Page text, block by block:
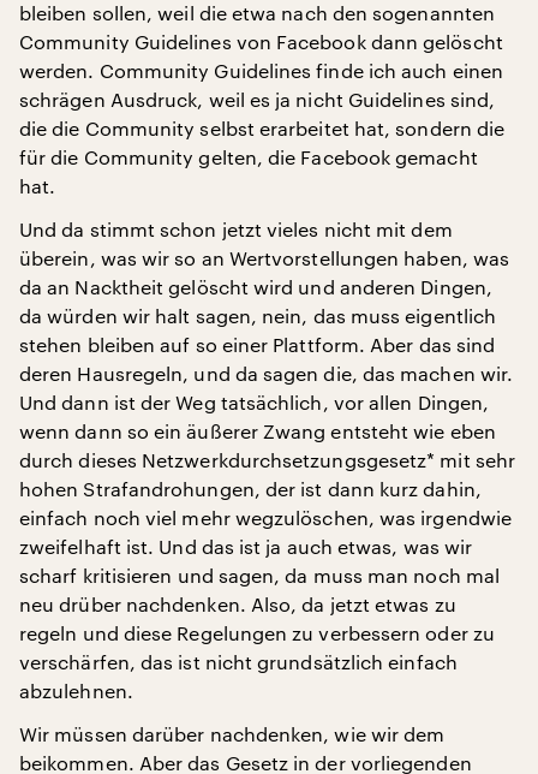
bleiben sollen, weil die etwa nach den sogenannten
Community Guidelines von Facebook dann gelöscht
werden. Community Guidelines finde ich auch einen
schrägen Ausdruck, weil es ja nicht Guidelines sind,
die die Community selbst erarbeitet hat, sondern die
für die Community gelten, die Facebook gemacht
hat.
Und da stimmt schon jetzt vieles nicht mit dem
überein, was wir so an Wertvorstellungen haben, was
da an Nacktheit gelöscht wird und anderen Dingen,
da würden wir halt sagen, nein, das muss eigentlich
stehen bleiben auf so einer Plattform. Aber das sind
deren Hausregeln, und da sagen die, das machen wir.
Und dann ist der Weg tatsächlich, vor allen Dingen,
wenn dann so ein äußerer Zwang entsteht wie eben
durch dieses Netzwerkdurchsetzungsgesetz* mit sehr
hohen Strafandrohungen, der ist dann kurz dahin,
einfach noch viel mehr wegzulöschen, was irgendwie
zweifelhaft ist. Und das ist ja auch etwas, was wir
scharf kritisieren und sagen, da muss man noch mal
neu drüber nachdenken. Also, da jetzt etwas zu
regeln und diese Regelungen zu verbessern oder zu
verschärfen, das ist nicht grundsätzlich einfach
abzulehnen.
Wir müssen darüber nachdenken, wie wir dem
beikommen. Aber das Gesetz in der vorliegenden